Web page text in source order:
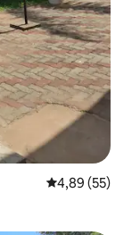
Gemiddelde
4,89 (55)